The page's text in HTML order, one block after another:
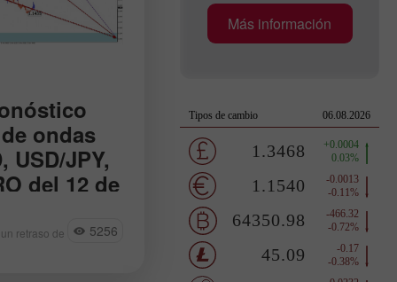
ondas
USD/JPY,
del 12 de
para
del euro. Se
de ingresar al
retraso de
5256
Más información